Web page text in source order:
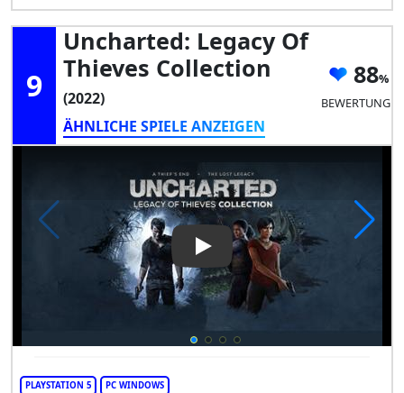
9
Uncharted: Legacy Of
Thieves Collection
(2022)
ÄHNLICHE SPIELE ANZEIGEN
88
BEWERTUNG
Play Video: Uncharted:
PLAYSTATION 5 PC WINDOWS